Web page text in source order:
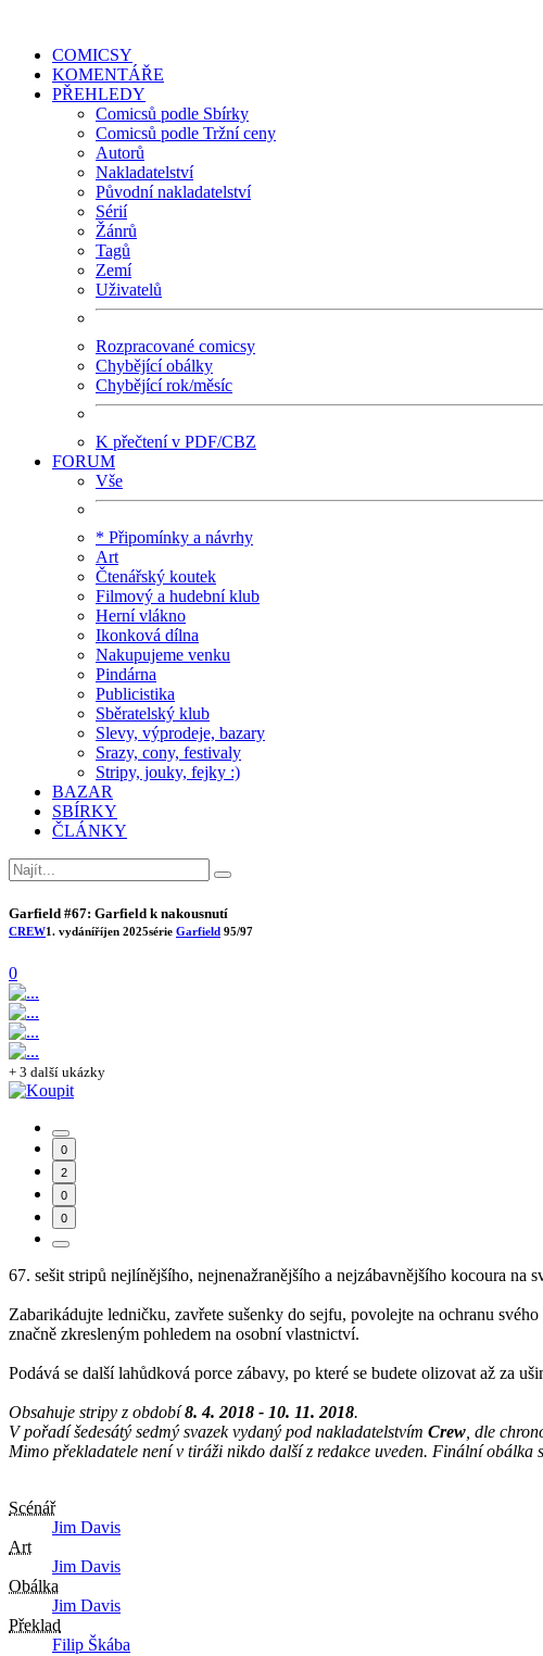
COMICSY
KOMENTÁŘE
PŘEHLEDY
Comicsů podle Sbírky
Comicsů podle Tržní ceny
Autorů
Nakladatelství
Původní nakladatelství
Sérií
Žánrů
Tagů
Zemí
Uživatelů
Rozpracované comicsy
Chybějící obálky
Chybějící rok/měsíc
K přečtení v PDF/CBZ
FORUM
Vše
* Připomínky a návrhy
Art
Čtenářský koutek
Filmový a hudební klub
Herní vlákno
Ikonková dílna
Nakupujeme venku
Pindárna
Publicistika
Sběratelský klub
Slevy, výprodeje, bazary
Srazy, cony, festivaly
Stripy, jouky, fejky :)
BAZAR
SBÍRKY
ČLÁNKY
Garfield #67: Garfield k nakousnutí
CREW1. vydáníříjen 2025série Garfield 95/97
0
+ 3 další ukázky
0
2
0
0
67. sešit stripů nejlínějšího, nejnenažranějšího a nejzábavnějšího kocoura na
Zabarikádujte ledničku, zavřete sušenky do sejfu, povolejte na ochranu
značně zkresleným pohledem na osobní vlastnictví.
Podává se další lahůdková porce zábavy, po které se budete olizovat až za
Obsahuje stripy z období8. 4. 2018 - 10. 11. 2018.
V pořadí šedesátý sedmý svazek vydaný pod nakladatelstvím Crew , dle
Mimo překladatele není v tiráži nikdo další z redakce uveden. Finální
Scénář
Jim Davis
Art
Jim Davis
Obálka
Jim Davis
Překlad
Filip Škába